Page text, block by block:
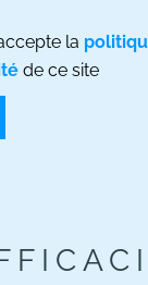
la
de ce site